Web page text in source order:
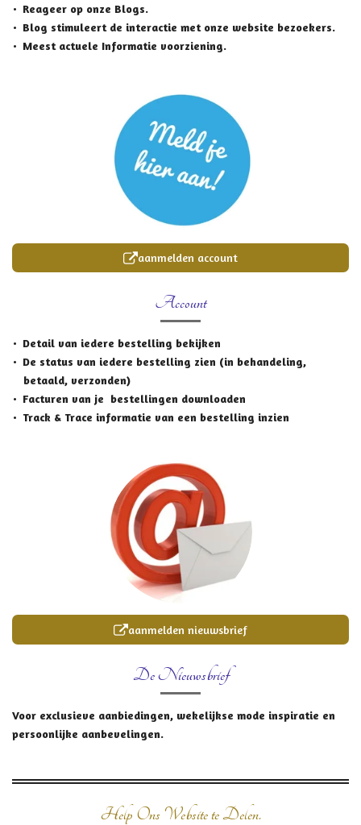
Reageer op onze Blogs.
Blog stimuleert de interactie met onze website bezoekers.
Meest actuele Informatie voorziening.
aanmelden account
Account
Detail van iedere bestelling bekijken
De status van iedere bestelling zien (in behandeling,
betaald, verzonden)
Facturen van je bestellingen downloaden
Track & Trace informatie van een bestelling inzien
aanmelden nieuwsbrief
De Nieuwsbrief
Voor exclusieve aanbiedingen, wekelijkse mode inspiratie en
persoonlijke aanbevelingen.
Help Ons Website te Delen.